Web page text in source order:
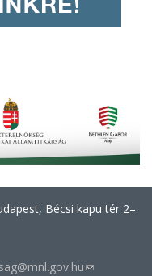
Bécsi kapu tér 2–
(link